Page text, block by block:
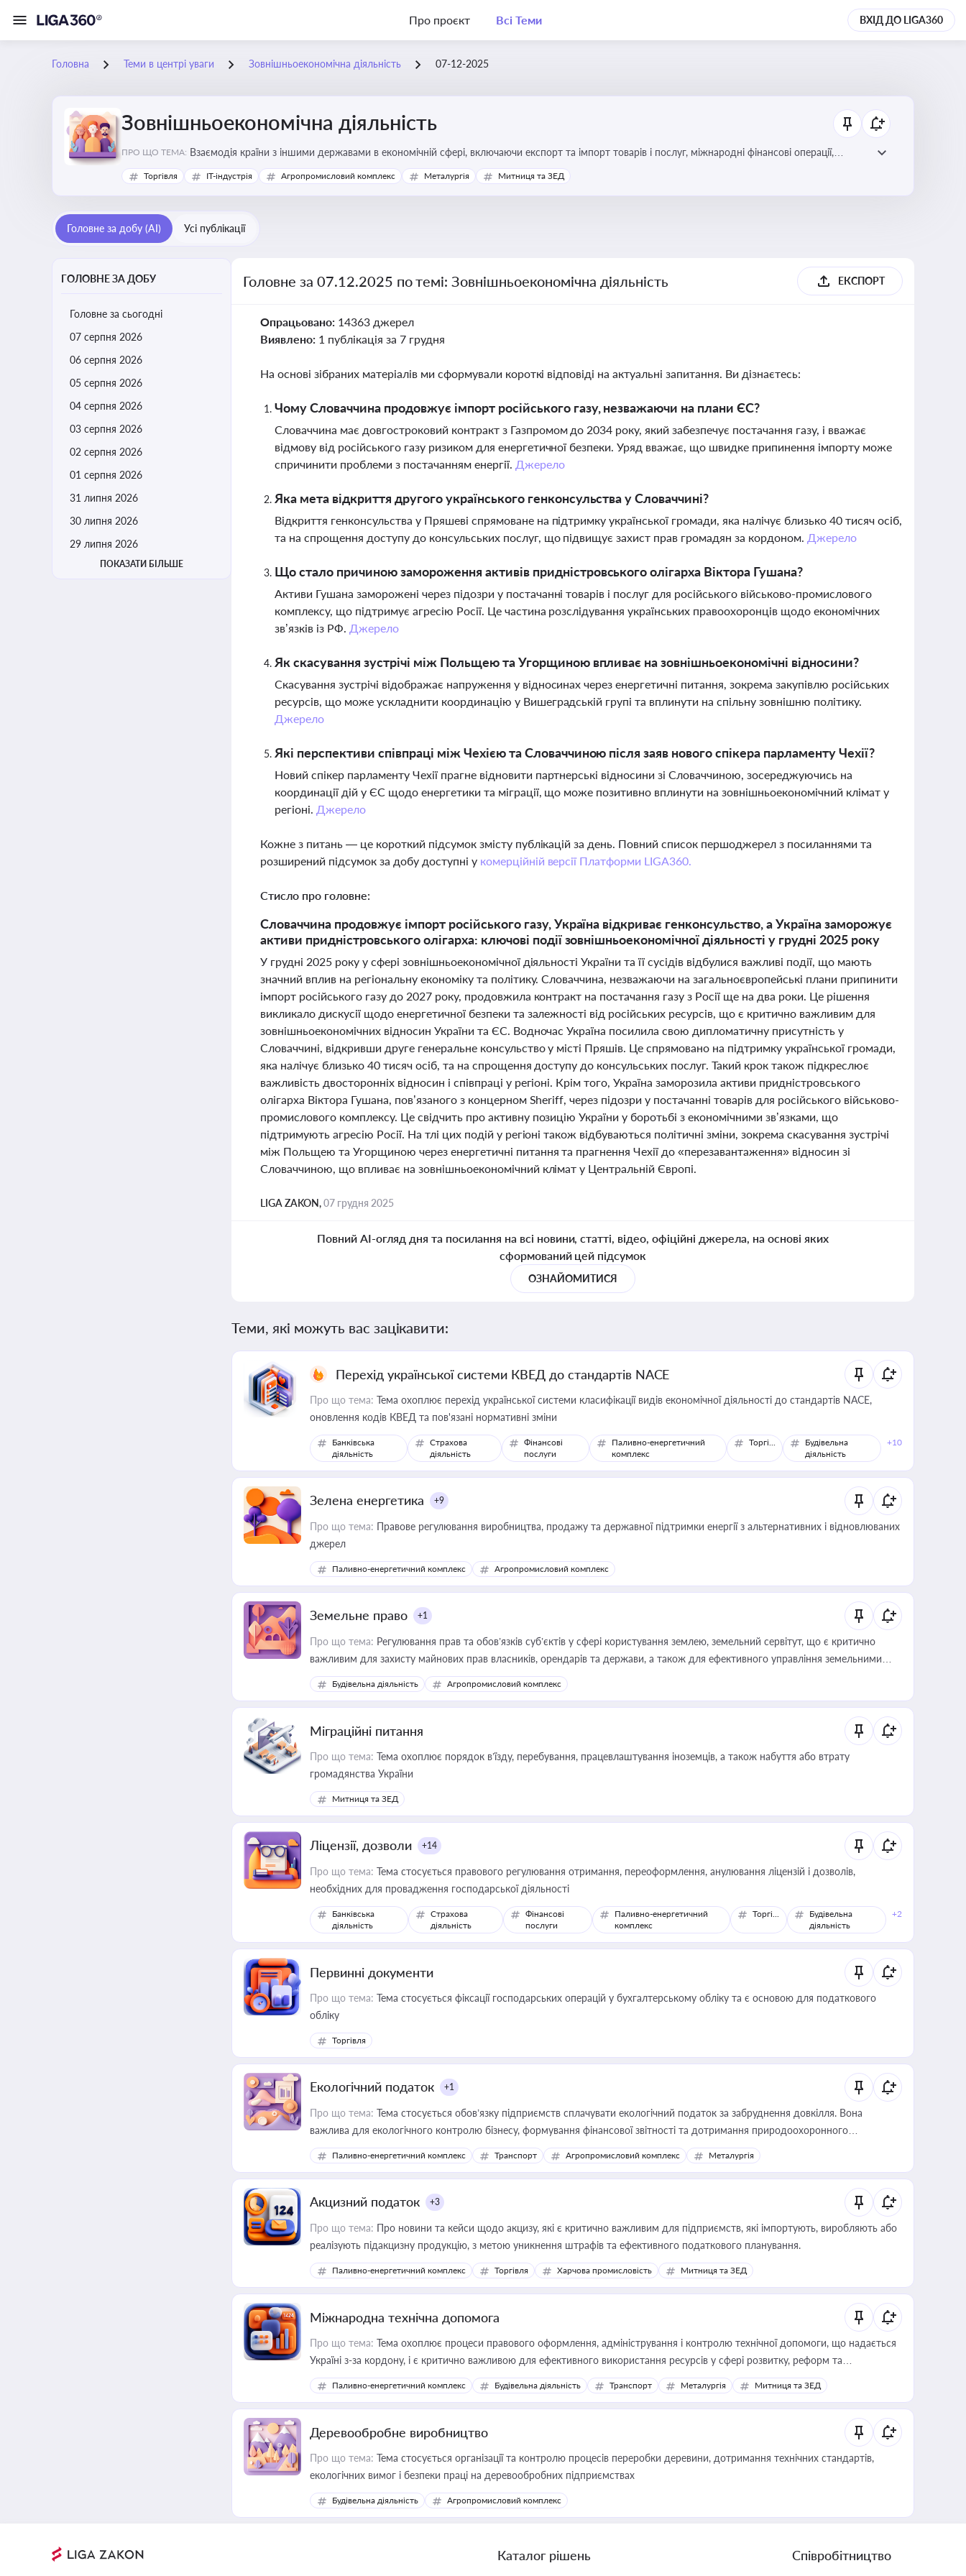
Про проєкт Всі Теми ВХІД ДО LIGA360
Головна Теми в центрі уваги Зовнішньоекономічна діяльність 07-12-2025
Зовнішньоекономічна діяльність
ПРО ЩО ТЕМА: Взаємодія країни з іншими державами в економічній сфері, включаючи експорт та імпорт товарів і послуг, міжнародні фінансові операції,
інвестиції, торгівлю, митне регулювання
Торгівля IT-індустрія Агропромисловий комплекс Металургія Митниця та ЗЕД
Головне за добу (AI) Усі публікації
ГОЛОВНЕ ЗА ДОБУ
Головне за сьогодні
07 серпня 2026
06 серпня 2026
05 серпня 2026
04 серпня 2026
03 серпня 2026
02 серпня 2026
01 серпня 2026
31 липня 2026
30 липня 2026
29 липня 2026
ПОКАЗАТИ БІЛЬШЕ
Головне за 07.12.2025 по темі: Зовнішньоекономічна діяльність ЕКСПОРТ
Опрацьовано: 14363 джерел
Виявлено: 1 публікація за 7 грудня
На основі зібраних матеріалів ми сформували короткі відповіді на актуальні запитання. Ви дізнаєтесь:
Чому Словаччина продовжує імпорт російського газу, незважаючи на плани ЄС?
Словаччина має довгостроковий контракт з Газпромом до 2034 року, який забезпечує постачання газу, і вважає
відмову від російського газу ризиком для енергетичної безпеки. Уряд вважає, що швидке припинення імпорту може
спричинити проблеми з постачанням енергії. Джерело
Яка мета відкриття другого українського генконсульства у Словаччині?
Відкриття генконсульства у Пряшеві спрямоване на підтримку української громади, яка налічує близько 40 тисяч осіб,
та на спрощення доступу до консульських послуг, що підвищує захист прав громадян за кордоном. Джерело
Що стало причиною замороження активів придністровського олігарха Віктора Гушана?
Активи Гушана заморожені через підозри у постачанні товарів і послуг для російського військово-промислового
комплексу, що підтримує агресію Росії. Це частина розслідування українських правоохоронців щодо економічних
зв’язків із РФ. Джерело
Як скасування зустрічі між Польщею та Угорщиною впливає на зовнішньоекономічні відносини?
Скасування зустрічі відображає напруження у відносинах через енергетичні питання, зокрема закупівлю російських
ресурсів, що може ускладнити координацію у Вишеградській групі та вплинути на спільну зовнішню політику.
Джерело
Які перспективи співпраці між Чехією та Словаччиною після заяв нового спікера парламенту Чехії?
Новий спікер парламенту Чехії прагне відновити партнерські відносини зі Словаччиною, зосереджуючись на
координації дій у ЄС щодо енергетики та міграції, що може позитивно вплинути на зовнішньоекономічний клімат у
регіоні. Джерело
Кожне з питань — це короткий підсумок змісту публікацій за день. Повний список першоджерел з посиланнями та
розширений підсумок за добу доступні у комерційній версії Платформи LIGA360.
Стисло про головне:
Словаччина продовжує імпорт російського газу, Україна відкриває генконсульство, а Україна заморожує
активи придністровського олігарха: ключові події зовнішньоекономічної діяльності у грудні 2025 року
У грудні 2025 року у сфері зовнішньоекономічної діяльності України та її сусідів відбулися важливі події, що мають
значний вплив на регіональну економіку та політику. Словаччина, незважаючи на загальноєвропейські плани припинити
імпорт російського газу до 2027 року, продовжила контракт на постачання газу з Росії ще на два роки. Це рішення
викликало дискусії щодо енергетичної безпеки та залежності від російських ресурсів, що є критично важливим для
зовнішньоекономічних відносин України та ЄС. Водночас Україна посилила свою дипломатичну присутність у
Словаччині, відкривши друге генеральне консульство у місті Пряшів. Це спрямовано на підтримку української громади,
яка налічує близько 40 тисяч осіб, та на спрощення доступу до консульських послуг. Такий крок також підкреслює
важливість двосторонніх відносин і співпраці у регіоні. Крім того, Україна заморозила активи придністровського
олігарха Віктора Гушана, пов’язаного з концерном Sheriff, через підозри у постачанні товарів для російського військово-
промислового комплексу. Це свідчить про активну позицію України у боротьбі з економічними зв’язками, що
підтримують агресію Росії. На тлі цих подій у регіоні також відбуваються політичні зміни, зокрема скасування зустрічі
між Польщею та Угорщиною через енергетичні питання та прагнення Чехії до «перезавантаження» відносин зі
Словаччиною, що впливає на зовнішньоекономічний клімат у Центральній Європі.
LIGA ZAKON,07 грудня 2025
Повний AI-огляд дня та посилання на всі новини, статті, відео, офіційні джерела, на основі яких
сформований цей підсумок
ОЗНАЙОМИТИСЯ
Теми, які можуть вас зацікавити:
Перехід української системи КВЕД до стандартів NACE
Про що тема: Тема охоплює перехід української системи класифікації видів економічної діяльності до стандартів NACE,
оновлення кодів КВЕД та пов'язані нормативні зміни
Банківська
діяльність
Страхова
діяльність
Фінансові
послуги
Паливно-енергетичний
комплекс
Торгівля
Будівельна
діяльність
+10
Зелена енергетика +9
Про що тема: Правове регулювання виробництва, продажу та державної підтримки енергії з альтернативних і відновлюваних
джерел
Паливно-енергетичний комплекс Агропромисловий комплекс
Земельне право +1
Про що тема: Регулювання прав та обов’язків суб’єктів у сфері користування землею, земельний сервітут, що є критично
важливим для захисту майнових прав власників, орендарів та держави, а також для ефективного управління земельними
ресурсами
Будівельна діяльність Агропромисловий комплекс
Міграційні питання
Про що тема: Тема охоплює порядок в’їзду, перебування, працевлаштування іноземців, а також набуття або втрату
громадянства України
Митниця та ЗЕД
Ліцензії, дозволи +14
Про що тема: Тема стосується правового регулювання отримання, переоформлення, анулювання ліцензій і дозволів,
необхідних для провадження господарської діяльності
Банківська
діяльність
Страхова
діяльність
Фінансові
послуги
Паливно-енергетичний
комплекс
Торгівля
Будівельна
діяльність
+2
Первинні документи
Про що тема: Тема стосується фіксації господарських операцій у бухгалтерському обліку та є основою для податкового
обліку
Торгівля
Екологічний податок +1
Про що тема: Тема стосується обов’язку підприємств сплачувати екологічний податок за забруднення довкілля. Вона
важлива для екологічного контролю бізнесу, формування фінансової звітності та дотримання природоохоронного
законодавства
Паливно-енергетичний комплекс Транспорт Агропромисловий комплекс Металургія
Акцизний податок +3
Про що тема: Про новини та кейси щодо акцизу, які є критично важливим для підприємств, які імпортують, виробляють або
реалізують підакцизну продукцію, з метою уникнення штрафів та ефективного податкового планування.
Паливно-енергетичний комплекс Торгівля Харчова промисловість Митниця та ЗЕД
Міжнародна технічна допомога
Про що тема: Тема охоплює процеси правового оформлення, адміністрування і контролю технічної допомоги, що надається
Україні з-за кордону, і є критично важливою для ефективного використання ресурсів у сфері розвитку, реформ та
інфраструктурних проєктів
Паливно-енергетичний комплекс Будівельна діяльність Транспорт Металургія Митниця та ЗЕД
Деревообробне виробництво
Про що тема: Тема стосується організації та контролю процесів переробки деревини, дотримання технічних стандартів,
екологічних вимог і безпеки праці на деревообробних підприємствах
Будівельна діяльність Агропромисловий комплекс
Каталог рішень Співробітництво